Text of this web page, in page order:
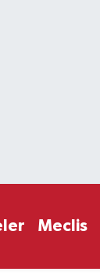
Meclis